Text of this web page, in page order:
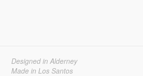
Designed in Alderney
Made in Los Santos